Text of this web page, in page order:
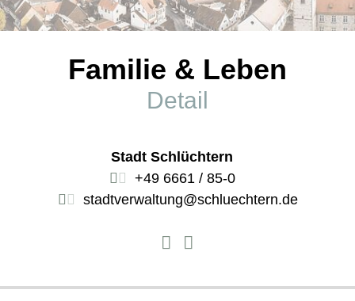
Familie & Leben
Detail
Stadt Schlüchtern
+49 6661 / 85-0
stadtverwaltung@schluechtern.de